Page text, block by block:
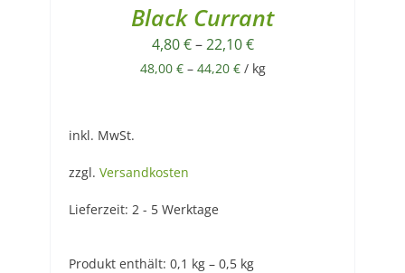
Black Currant
4,80€–22,10€
48,00 €– 44,20 €/ kg
inkl. MwSt.
zzgl. Versandkosten
Lieferzeit: 2 - 5 Werktage
Produkt enthält: 0,1 kg – 0,5 kg